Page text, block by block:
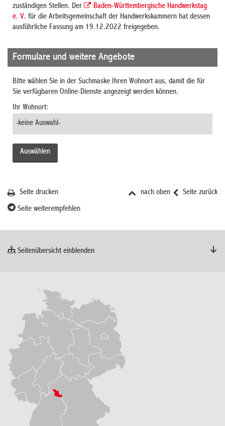
zuständigen Stellen. Der
Baden-Württembergische Handwerkstag
e. V. für die Arbeitsgemeinschaft der Handwerkskammern hat dessen
ausführliche Fassung am 19.12.2022 freigegeben.
Formulare und weitere Angebote
Bitte wählen Sie in der Suchmaske Ihren Wohnort aus, damit die für
Sie verfügbaren Online-Dienste angezeigt werden können.
Ihr Wohnort:
Seite zurück
nach oben
Seite drucken
Seite weiterempfehlen
Seitenübersicht einblenden